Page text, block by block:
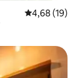
4,68 de uma
4,68 (19)